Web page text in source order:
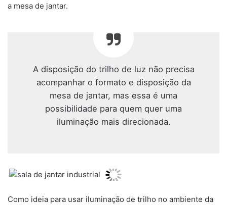
a mesa de jantar.
A disposição do trilho de luz não precisa
acompanhar o formato e disposição da
mesa de jantar, mas essa é uma
possibilidade para quem quer uma
iluminação mais direcionada.
Como ideia para usar iluminação de trilho no ambiente da